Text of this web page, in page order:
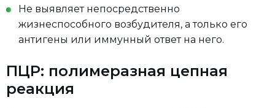
Не выявляет непосредственно
жизнеспособного возбудителя, а только его
антигены или иммунный ответ на него.
ПЦР: полимеразная цепная
реакция